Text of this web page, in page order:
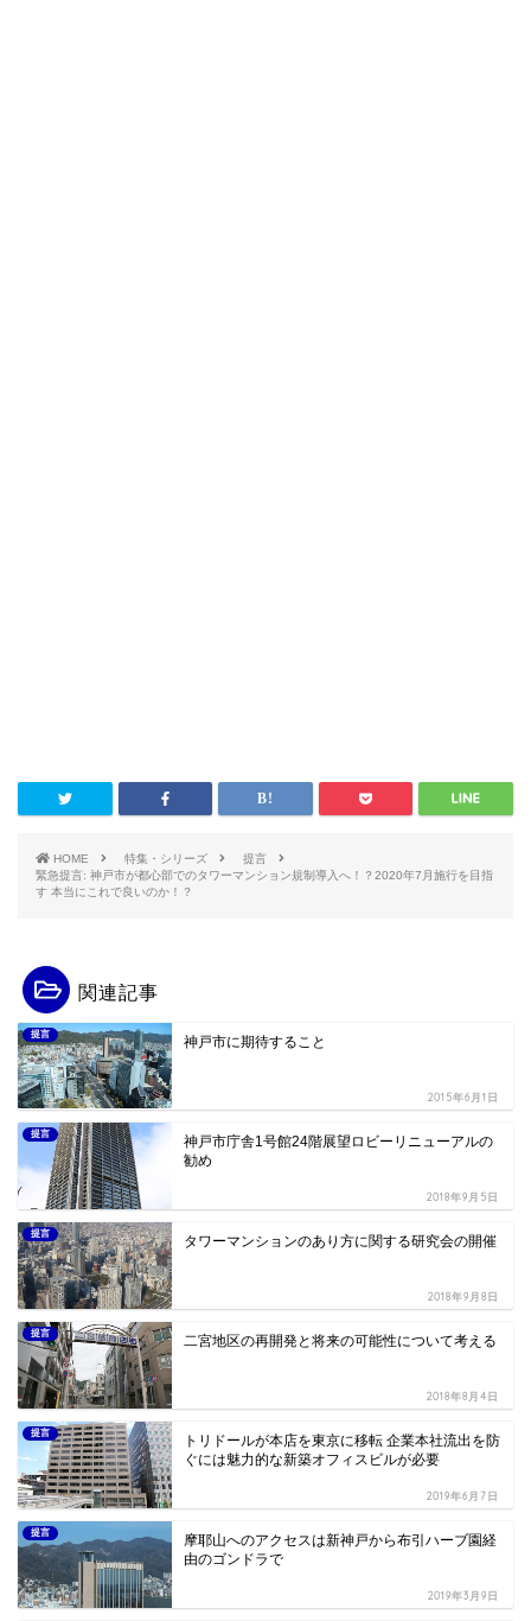
HOME 特集・シリーズ
提言
緊急提言: 神戸市が都心部でのタワーマンション規制導入へ！？2020年7月施行を目指
す 本当にこれで良いのか！？
関連記事
提言 神戸市に期待すること
2015年6月1日
提言
神戸市庁舎1号館24階展望ロビーリニューアルの
勧め
2018年9月5日
提言 タワーマンションのあり方に関する研究会の開催
2018年9月8日
提言 二宮地区の再開発と将来の可能性について考える
2018年8月4日
提言
トリドールが本店を東京に移転 企業本社流出を防
ぐには魅力的な新築オフィスビルが必要
2019年6月7日
提言
摩耶山へのアクセスは新神戸から布引ハーブ園経
由のゴンドラで
2019年3月9日